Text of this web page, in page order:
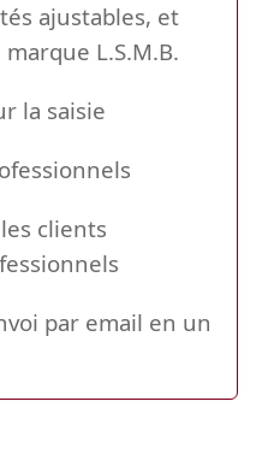
ajustables, et
L.S.M.B.
la saisie
clients
par email en un